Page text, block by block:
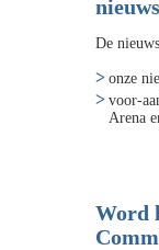
De
onze
voor-
Arena
Word